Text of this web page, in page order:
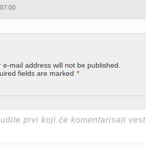
e-mail address will not be published.
fields are marked *